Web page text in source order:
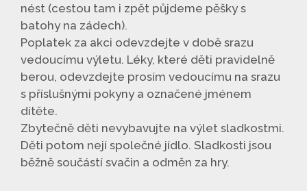
nést (cestou tam i zpět půjdeme pěšky s
batohy na zádech).
Poplatek za akci odevzdejte v době srazu
vedoucímu výletu. Léky, které děti pravidelně
berou, odevzdejte prosím vedoucímu na srazu
s příslušnými pokyny a označené jménem
dítěte.
Zbytečně děti nevybavujte na výlet sladkostmi.
Děti potom nejí společné jídlo. Sladkosti jsou
běžně součástí svačin a odměn za hry.